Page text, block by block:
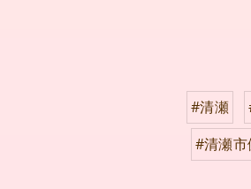
#清瀬
#清瀬市